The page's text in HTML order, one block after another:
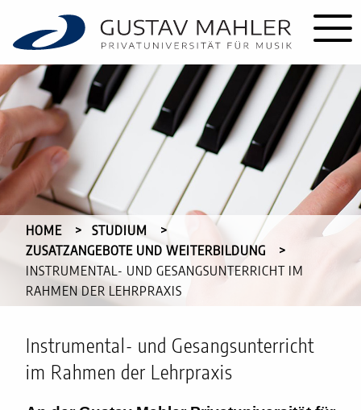
HOME
STUDIUM
ZUSATZANGEBOTE UND WEITERBILDUNG
CURRENT:
INSTRUMENTAL- UND GESANGSUNTERRICHT IM
RAHMEN DER LEHRPRAXIS
Instrumental- und Gesangsunterricht
im Rahmen der Lehrpraxis